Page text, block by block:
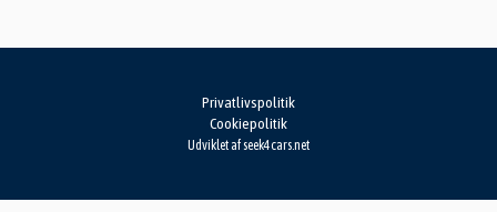
Privatlivspolitik
Cookiepolitik
Udviklet afseek4cars.net